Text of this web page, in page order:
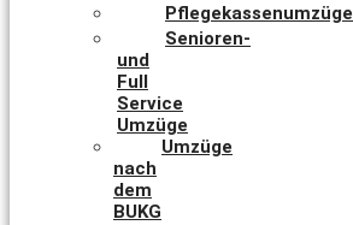
Pflegekassenumzüge
Senioren-
und
Full
Service
Umzüge
Umzüge
nach
dem
BUKG